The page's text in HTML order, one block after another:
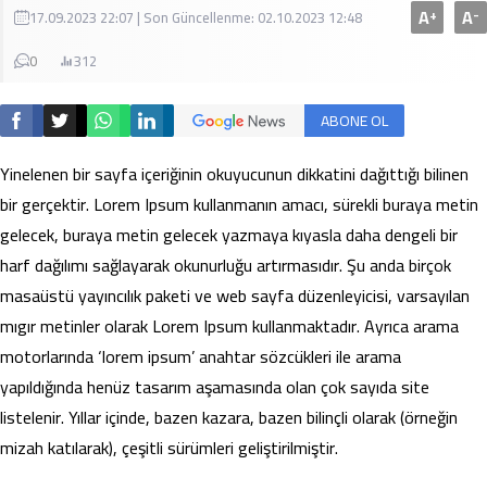
17.09.2023 22:07 | Son Güncellenme: 02.10.2023 12:48
0
312
A+ A-
ABONE OL
Yinelenen bir sayfa içeriğinin okuyucunun dikkatini dağıttığı bilinen
bir gerçektir. Lorem Ipsum kullanmanın amacı, sürekli buraya metin
gelecek, buraya metin gelecek yazmaya kıyasla daha dengeli bir
harf dağılımı sağlayarak okunurluğu artırmasıdır. Şu anda birçok
masaüstü yayıncılık paketi ve web sayfa düzenleyicisi, varsayılan
mıgır metinler olarak Lorem Ipsum kullanmaktadır. Ayrıca arama
motorlarında ‘lorem ipsum’ anahtar sözcükleri ile arama
yapıldığında henüz tasarım aşamasında olan çok sayıda site
listelenir. Yıllar içinde, bazen kazara, bazen bilinçli olarak (örneğin
mizah katılarak), çeşitli sürümleri geliştirilmiştir.